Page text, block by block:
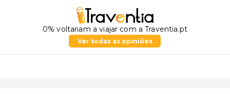
0% voltariam a viajar com a Traventia.pt
Ver todas as opiniões